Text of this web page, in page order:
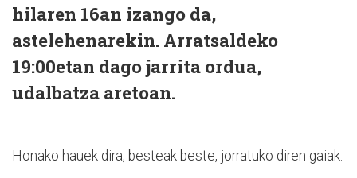
hilaren 16an izango da,
astelehenarekin. Arratsaldeko
19:00etan dago jarrita ordua,
udalbatza aretoan.
Honako hauek dira, besteak beste, jorratuko diren gaiak: